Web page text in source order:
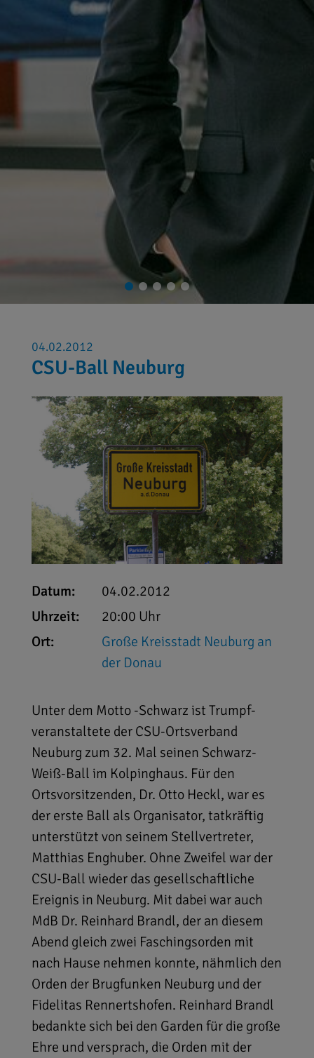
04.02.2012
CSU-Ball Neuburg
Datum:
04.02.2012
Uhrzeit:
20:00 Uhr
Ort:
Große Kreisstadt Neuburg an
der Donau
Unter dem Motto -Schwarz ist Trumpf-
veranstaltete der CSU-Ortsverband
Neuburg zum 32. Mal seinen Schwarz-
Weiß-Ball im Kolpinghaus. Für den
Ortsvorsitzenden, Dr. Otto Heckl, war es
der erste Ball als Organisator, tatkräftig
unterstützt von seinem Stellvertreter,
Matthias Enghuber. Ohne Zweifel war der
CSU-Ball wieder das gesellschaftliche
Ereignis in Neuburg. Mit dabei war auch
MdB Dr. Reinhard Brandl, der an diesem
Abend gleich zwei Faschingsorden mit
nach Hause nehmen konnte, nähmlich den
Orden der Brugfunken Neuburg und der
Fidelitas Rennertshofen. Reinhard Brandl
bedankte sich bei den Garden für die große
Ehre und versprach, die Orden mit der